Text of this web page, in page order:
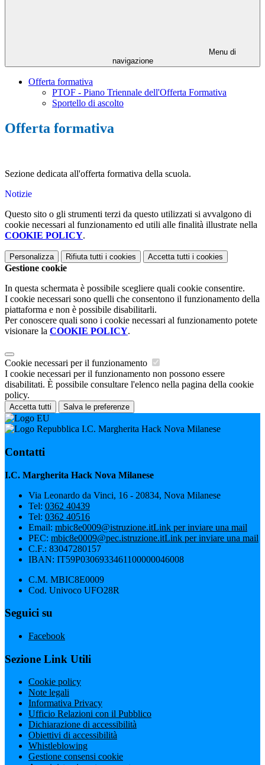
Menu di
navigazione
Offerta formativa
PTOF - Piano Triennale dell'Offerta Formativa
Sportello di ascolto
Offerta formativa
Sezione dedicata all'offerta formativa della scuola.
Notizie
Questo sito o gli strumenti terzi da questo utilizzati si avvalgono di
cookie necessari al funzionamento ed utili alle finalità illustrate nella
COOKIE POLICY.
Personalizza Rifiuta tutti i cookies Accetta tutti i cookies
Gestione cookie
In questa schermata è possibile scegliere quali cookie consentire.
I cookie necessari sono quelli che consentono il funzionamento della
piattaforma e non è possibile disabilitarli.
Per conoscere quali sono i cookie necessari al funzionamento potete
visionare la COOKIE POLICY.
Cookie necessari per il funzionamento
I cookie necessari per il funzionamento non possono essere
disabilitati. È possibile consultare l'elenco nella pagina della cookie
policy.
Accetta tutti Salva le preferenze
I.C. Margherita Hack Nova Milanese
Contatti
I.C. Margherita Hack Nova Milanese
Via Leonardo da Vinci, 16 - 20834, Nova Milanese
Tel: 0362 40439
Tel: 0362 40516
Email: mbic8e0009@istruzione.itLink per inviare una mail
PEC: mbic8e0009@pec.istruzione.itLink per inviare una mail
C.F.: 83047280157
IBAN: IT59P0306933461100000046008
C.M. MBIC8E0009
Cod. Univoco UFO28R
Seguici su
Facebook
Sezione Link Utili
Cookie policy
Note legali
Informativa Privacy
Ufficio Relazioni con il Pubblico
Dichiarazione di accessibilità
Obiettivi di accessibilità
Whistleblowing
Gestione consensi cookie